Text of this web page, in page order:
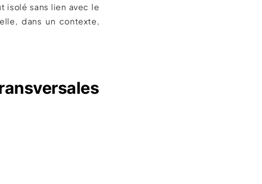
isolé sans lien avec le
dans un contexte,